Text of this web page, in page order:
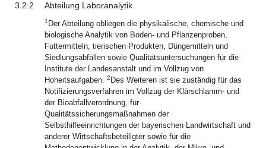
3.2.2 Abteilung Laboranalytik
1 Der Abteilung obliegen die physikalische, chemische und
biologische Analytik von Boden- und Pflanzenproben,
Futtermitteln, tierischen Produkten, Düngemitteln und
Siedlungsabfällen sowie Qualitätsuntersuchungen für die
Institute der Landesanstalt und im Vollzug von
Hoheitsaufgaben. 2 Des Weiteren ist sie zuständig für das
Notifizierungsverfahren im Vollzug der Klärschlamm- und
der Bioabfallverordnung, für
Qualitätssicherungsmaßnahmen der
Selbsthilfeeinrichtungen der bayerischen Landwirtschaft und
anderer Wirtschaftsbeteiligter sowie für die